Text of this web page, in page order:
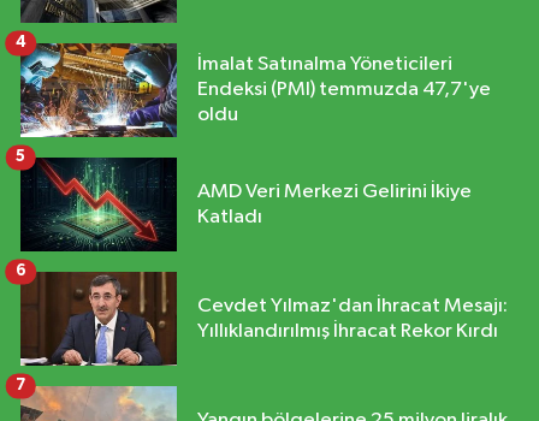
İmalat Satınalma Yöneticileri
Endeksi (PMI) temmuzda 47,7'ye
oldu
4
AMD Veri Merkezi Gelirini İkiye
Katladı
5
Cevdet Yılmaz'dan İhracat Mesajı:
Yıllıklandırılmış İhracat Rekor Kırdı
6
7